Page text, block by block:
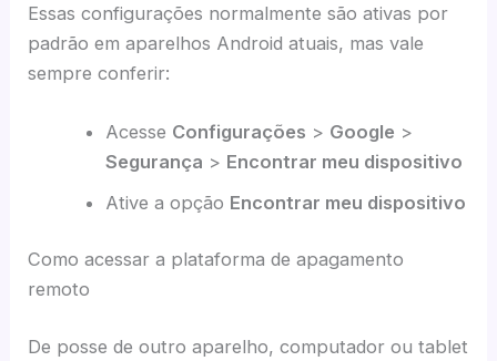
Essas configurações normalmente são ativas por
padrão em aparelhos Android atuais, mas vale
sempre conferir:
Acesse Configurações > Google >
Segurança > Encontrar meu dispositivo
Ative a opção Encontrar meu dispositivo
Como acessar a plataforma de apagamento
remoto
De posse de outro aparelho, computador ou tablet